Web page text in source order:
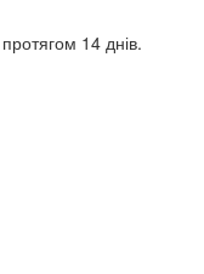
14 днів.